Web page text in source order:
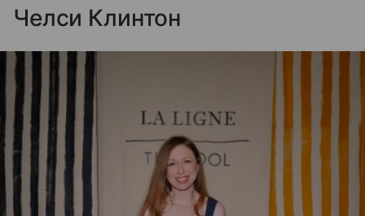
Челси Клинтон